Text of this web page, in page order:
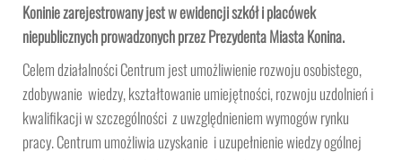
Koninie zarejestrowany jest w ewidencji szkół i placówek
niepublicznych prowadzonych przez Prezydenta Miasta Konina.
Celem działalności Centrum jest umożliwienie rozwoju osobistego,
zdobywanie wiedzy, kształtowanie umiejętności, rozwoju uzdolnień i
kwalifikacji w szczególności z uwzględnieniem wymogów rynku
pracy. Centrum umożliwia uzyskanie i uzupełnienie wiedzy ogólnej